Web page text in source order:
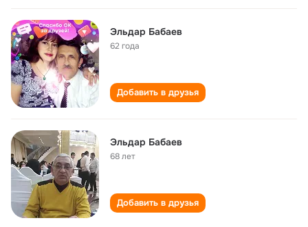
Эльдар Бабаев
62 года
Добавить в друзья
Эльдар Бабаев
68 лет
Добавить в друзья